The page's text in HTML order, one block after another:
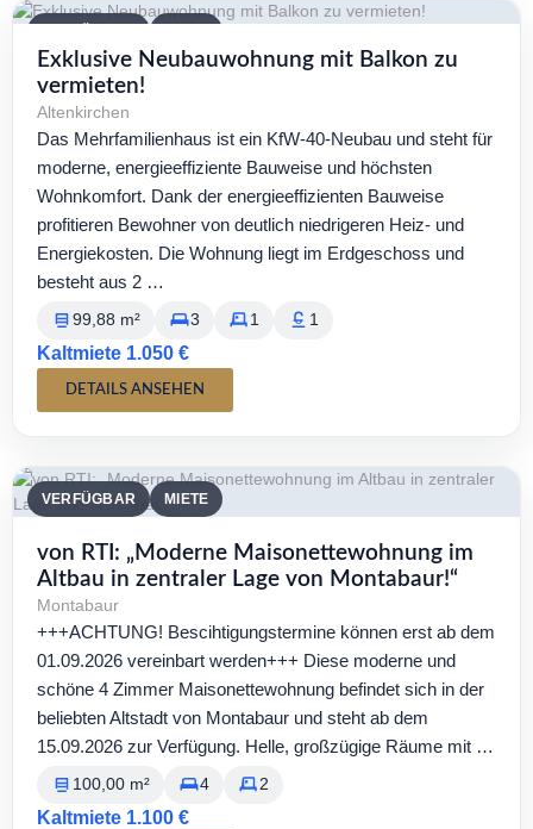
Exklusive Neubauwohnung mit Balkon zu
vermieten!
Altenkirchen
Das Mehrfamilienhaus ist ein KfW-40-Neubau und steht für
moderne, energieeffiziente Bauweise und höchsten
Wohnkomfort. Dank der energieeffizienten Bauweise
profitieren Bewohner von deutlich niedrigeren Heiz- und
Energiekosten. Die Wohnung liegt im Erdgeschoss und
besteht aus 2 …
99,88 m² 3 1 1
Kaltmiete 1.050 €
DETAILS ANSEHEN
VERFÜGBAR MIETE
von RTI: „Moderne Maisonettewohnung im
Altbau in zentraler Lage von Montabaur!“
Montabaur
+++ACHTUNG! Bescihtigungstermine können erst ab dem
01.09.2026 vereinbart werden+++ Diese moderne und
schöne 4 Zimmer Maisonettewohnung befindet sich in der
beliebten Altstadt von Montabaur und steht ab dem
15.09.2026 zur Verfügung. Helle, großzügige Räume mit …
100,00 m² 4 2
Kaltmiete 1.100 €